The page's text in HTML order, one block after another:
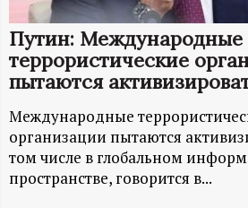
Й
Д
А
Н
-
Путин: Международные
террористические
пытаются
Международные
организации пытаются
том числе в глобальном
пространстве, говорится в...